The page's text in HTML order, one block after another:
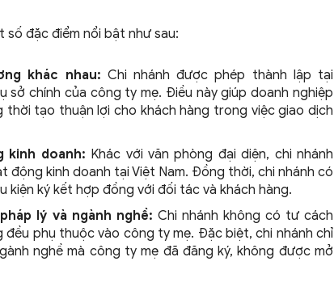
đặc điểm nổi bật như sau:
khác nhau: Chi nhánh được phép thành lập tại
sở chính của công ty mẹ. Điều này giúp doanh nghiệp
tạo thuận lợi cho khách hàng trong việc giao dịch
kinh doanh: Khác với văn phòng đại diện, chi nhánh
kinh doanh tại Việt Nam. Đồng thời, chi nhánh có
kiện ký kết hợp đồng với đối tác và khách hàng.
lý và ngành nghề: Chi nhánh không có tư cách
phụ thuộc vào công ty mẹ. Đặc biệt, chi nhánh chỉ
nghề mà công ty mẹ đã đăng ký, không được mở